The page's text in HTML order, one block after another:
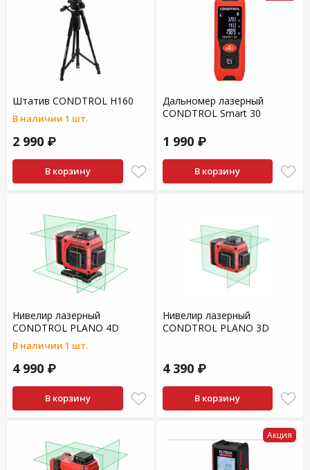
Штатив CONDTROL H160
В наличии 1 шт.
2 990 ₽
В корзину
Дальномер лазерный
CONDTROL Smart 30
1 990 ₽
В корзину
Нивелир лазерный
CONDTROL PLANO 4D
В наличии 1 шт.
4 990 ₽
В корзину
Нивелир лазерный
CONDTROL PLANO 3D
4 390 ₽
В корзину
Акция